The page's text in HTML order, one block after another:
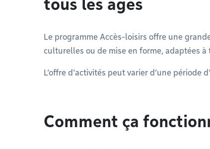
tous les âges
Le programme Accès-loisirs offre une
culturelles ou de mise en forme, adaptées à
L’offre d’activités peut varier d’une période
Comment ça